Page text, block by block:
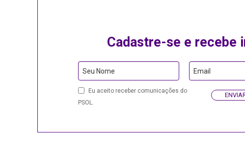
Cadastre-se e recebe
Seu Nome Email
Eu aceito receber comunicações do
PSOL.